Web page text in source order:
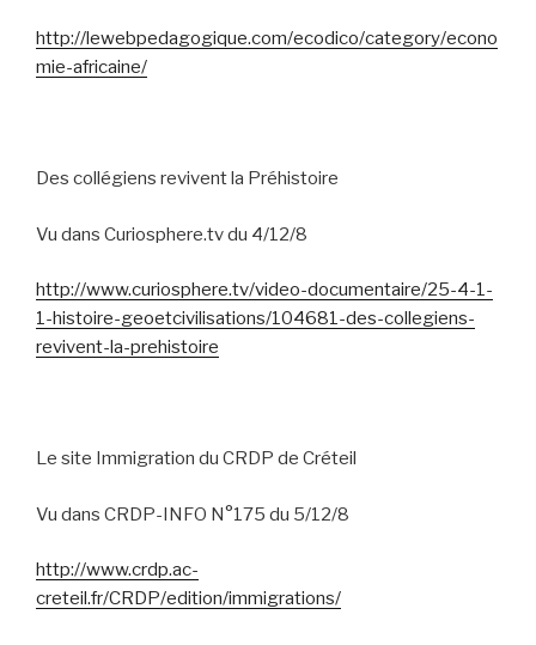
http://lewebpedagogique.com/ecodico/category/econo
mie-africaine/
Des collégiens revivent la Préhistoire
Vu dans Curiosphere.tv du 4/12/8
http://www.curiosphere.tv/video-documentaire/25-4-1-
1-histoire-geoetcivilisations/104681-des-collegiens-
revivent-la-prehistoire
Le site Immigration du CRDP de Créteil
Vu dans CRDP-INFO N°175 du 5/12/8
http://www.crdp.ac-
creteil.fr/CRDP/edition/immigrations/